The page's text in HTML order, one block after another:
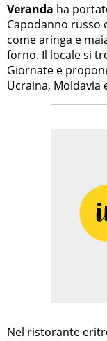
Veranda ha
Capodanno
come aringa e
forno. Il locale si
Giornate e
Ucraina, Moldavia
Nel ristorante